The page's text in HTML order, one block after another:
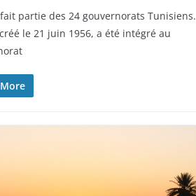
partie des 24 gouvernorats Tunisiens.
le 21 juin 1956, a été intégré au